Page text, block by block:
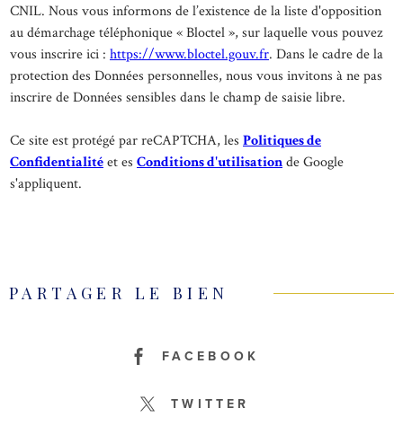
CNIL. Nous vous informons de l’existence de la liste d'opposition
au démarchage téléphonique « Bloctel », sur laquelle vous pouvez
vous inscrire ici : https://www.bloctel.gouv.fr. Dans le cadre de la
protection des Données personnelles, nous vous invitons à ne pas
inscrire de Données sensibles dans le champ de saisie libre.
Ce site est protégé par reCAPTCHA, les Politiques de
Confidentialitéet es Conditions d'utilisationde Google
s'appliquent.
PARTAGER LE BIEN
FACEBOOK
TWITTER